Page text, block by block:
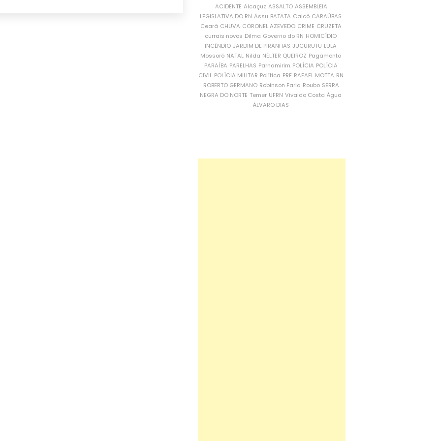
ACIDENTE Alcaçuz ASSALTO ASSEMBLEIA
LEGISLATIVA DO RN Assu BATATA Caicó CARAÚBAS
Ceará CHUVA CORONEL AZEVEDO CRIME CRUZETA
currais novos Dilma Governo do RN HOMICÍDIO
INCÊNDIO JARDIM DE PIRANHAS JUCURUTU LULA
Mossoró NATAL Nilda NÉLTER QUEIROZ Pagamento
PARAÍBA PARELHAS Parnamirim POLÍCIA POLÍCIA
CIVIL POLÍCIA MILITAR Política PRF RAFAEL MOTTA RN
ROBERTO GERMANO Robinson Faria Roubo SERRA
NEGRA DO NORTE Temer UFRN Vivaldo Costa Água
ÁLVARO DIAS